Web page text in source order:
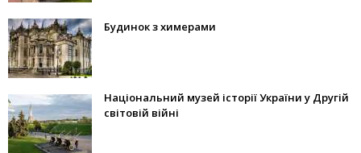
Будинок з химерами
Національний музей історії України у Другій
світовій війні